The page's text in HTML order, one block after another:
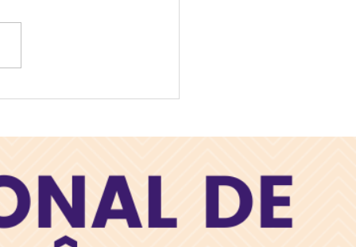
o Dia F – Dia de Falar